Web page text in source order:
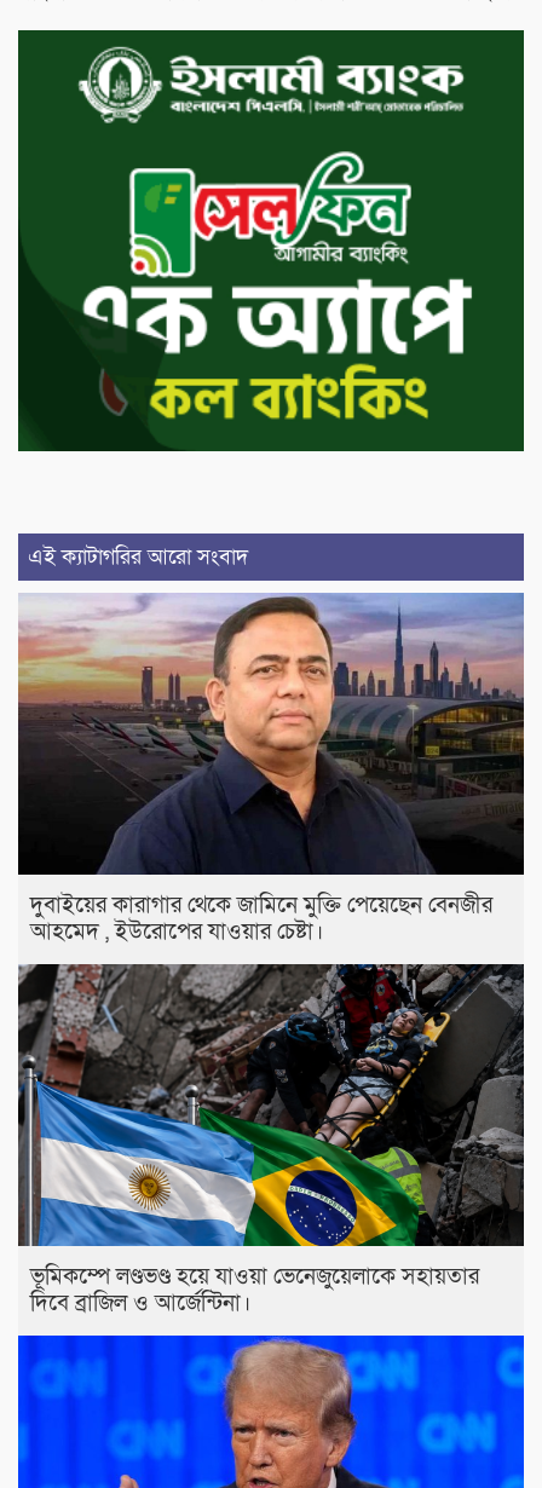
এই ক্যাটাগরির আরো সংবাদ
দুবাইয়ের কারাগার থেকে জামিনে মুক্তি পেয়েছেন বেনজীর
আহমেদ , ইউরোপের যাওয়ার চেষ্টা।
ভূমিকম্পে লণ্ডভণ্ড হয়ে যাওয়া ভেনেজুয়েলাকে সহায়তার
দিবে ব্রাজিল ও আর্জেন্টিনা।